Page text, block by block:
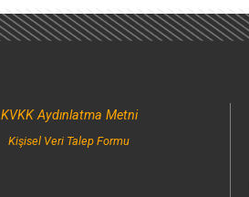
KVKK Aydınlatma Metni
Kişisel Veri Talep Formu